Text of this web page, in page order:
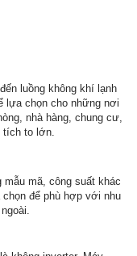
luồng không khí lạnh
lựa chọn cho những nơi
nhà hàng, chung cư,
tích to lớn.
mã, công suất khác
để phù hợp với nhu